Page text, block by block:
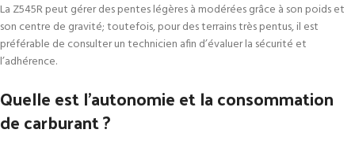
La Z545R peut gérer des pentes légères à modérées grâce à son poids et
son centre de gravité; toutefois, pour des terrains très pentus, il est
préférable de consulter un technicien afin d’évaluer la sécurité et
l’adhérence.
Quelle est l’autonomie et la consommation
de carburant ?